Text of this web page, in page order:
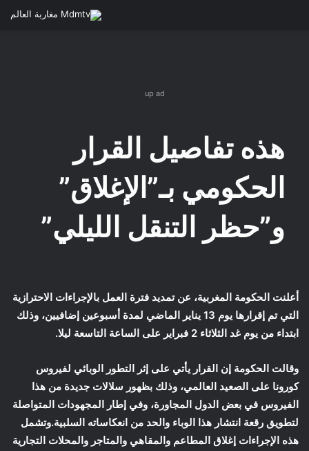
up ad
هذه تفاصيل القرار
الحكومي بـ”الإغلاق”
و”حظر التنقل الليلي”
أعلنت الحكومة المغربية، عن تمديد فترة العمل بالإجراءات الاحترازية
التي تم إقرارها يوم 13 يناير الماضي لمدة أسبوعين إضافيين، وذلك
ابتداء من يوم غد الثلاثاء 2 فبراير على الساعة التاسعة ليلا.
وقالت الحكومة إن القرار يأتي على إثر التطور الوبائي لفيروس
كورونا على الصعيد العالمي، وذلك بظهور سلالات جديدة من هذا
الفيروس في بعض الدول المجاورة، وفي إطار المجهودات المتواصلة
لتطويق رقعة انتشار هذا الوباء والحد من انعكاساته السلبية.وتشمل
هذه الإجراءات إغلاق المطاعم والمقاهي والمتاجر والمحلات التجارية